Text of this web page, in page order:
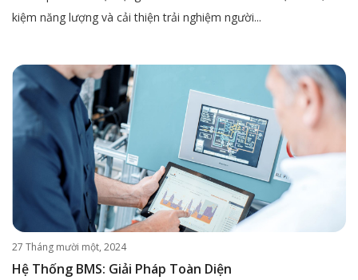
kiệm năng lượng và cải thiện trải nghiệm người...
27 Tháng mười một, 2024
Hệ Thống BMS: Giải Pháp Toàn Diện